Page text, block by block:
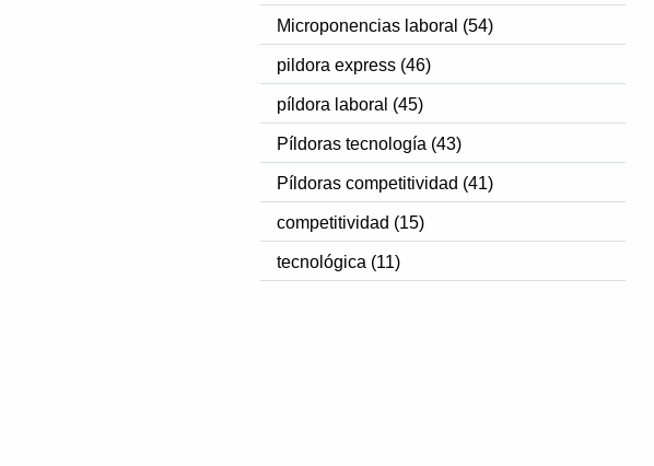
Microponencias laboral (54)
pildora express (46)
píldora laboral (45)
Píldoras tecnología (43)
Píldoras competitividad (41)
competitividad (15)
tecnológica (11)